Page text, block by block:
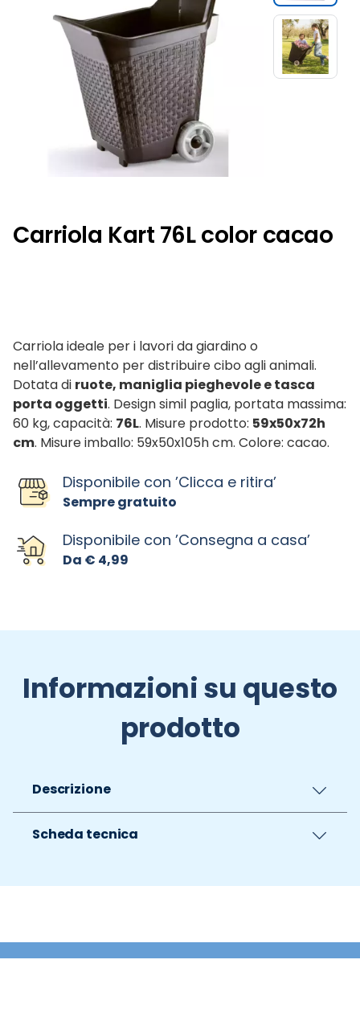
Carriola Kart 76L color cacao
Carriola ideale per i lavori da giardino o
nell’allevamento per distribuire cibo agli animali.
Dotata di ruote, maniglia pieghevole e tasca
porta oggetti. Design simil paglia, portata massima:
60 kg, capacità: 76L. Misure prodotto: 59x50x72h
cm. Misure imballo: 59x50x105h cm. Colore: cacao.
Disponibile con ’Clicca e ritira’
Sempre gratuito
Disponibile con ’Consegna a casa’
Da € 4,99
Informazioni su questo
prodotto
Descrizione
Scheda tecnica